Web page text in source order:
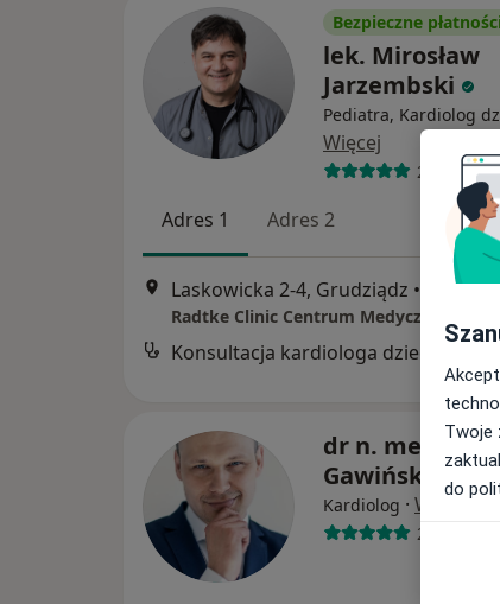
Bezpieczne płatności
lek. Mirosław
Jarzembski
Pediatra, Kardiolog
Więcej
20 opinii
Adres 1 Adres 2
Laskowicka 2-4, Grudziądz • Mapa
Radtke Clinic Centrum Medyczne
Konsultacja kardiologa dziecięcego
dr n. med.
Gawiński
Kardiolog · Więcej
246 opinii
Twoje
do